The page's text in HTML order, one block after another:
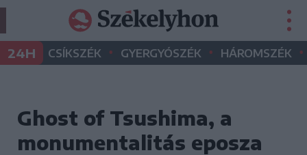
24H CSÍKSZÉK • GYERGYÓSZÉK • HÁROMSZÉK •
Ghost of Tsushima, a
monumentalitás eposza